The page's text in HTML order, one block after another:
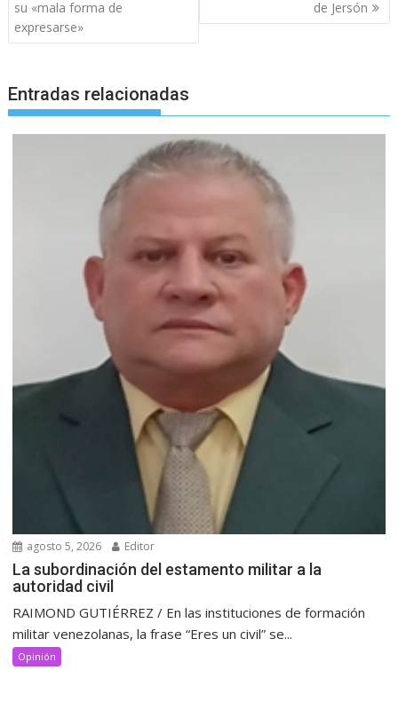
su «mala forma de
expresarse»
de Jersón
Entradas relacionadas
agosto 5, 2026 Editor
La subordinación del estamento militar a la
autoridad civil
RAIMOND GUTIÉRREZ / En las instituciones de formación
militar venezolanas, la frase “Eres un civil” se...
Opinión